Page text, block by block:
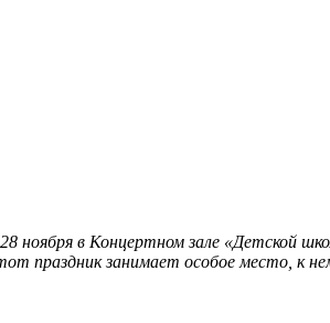
ноября в Концертном зале «Детской
праздник занимает особое место, к